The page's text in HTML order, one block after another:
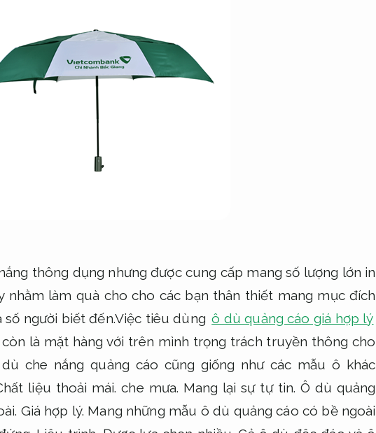
thông dụng nhưng được cung cấp mang số lượng lớn in
nhằm làm quà cho cho các bạn thân thiết mang mục đích
người biết đến.Việc tiêu dùng ô dù quảng cáo giá hợp lý
là mặt hàng với trên mình trọng trách truyền thông cho
che nắng quảng cáo cũng giống như các mẫu ô khác
liệu thoải mái. che mưa. Mang lại sự tự tin. Ô dù quảng
Giá hợp lý. Mang những mẫu ô dù quảng cáo có bề ngoài